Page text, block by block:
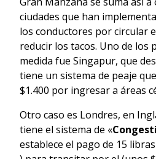
ciudades que han
los conductores por circular
reducir los tacos. Uno de los
medida fue Singapur, que
tiene un sistema de peaje
$1.400 por ingresar a áreas
Otro caso es Londres, en
tiene el sistema de «
establece el pago de 15